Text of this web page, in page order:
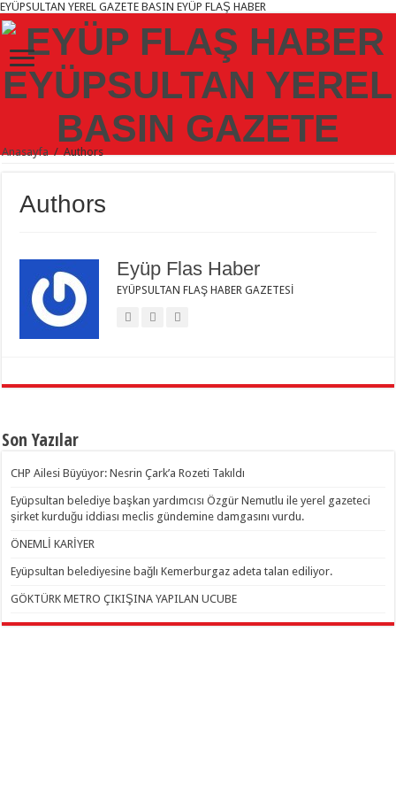
EYÜPSULTAN YEREL GAZETE BASIN EYÜP FLAŞ HABER
Anasayfa / Authors
Authors
Eyüp Flas Haber
EYÜPSULTAN FLAŞ HABER GAZETESİ
Son Yazılar
CHP Ailesi Büyüyor: Nesrin Çark’a Rozeti Takıldı
Eyüpsultan belediye başkan yardımcısı Özgür Nemutlu ile yerel gazeteci
şirket kurduğu iddiası meclis gündemine damgasını vurdu.
ÖNEMLİ KARİYER
Eyüpsultan belediyesine bağlı Kemerburgaz adeta talan ediliyor.
GÖKTÜRK METRO ÇIKIŞINA YAPILAN UCUBE